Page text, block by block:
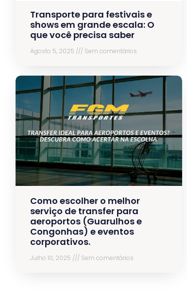
Transporte para festivais e
shows em grande escala: O
que você precisa saber
Agosto 5, 2025 Sem comentários
Como escolher o melhor
serviço de transfer para
aeroportos (Guarulhos e
Congonhas) e eventos
corporativos.
Julho 10, 2025 Sem comentários